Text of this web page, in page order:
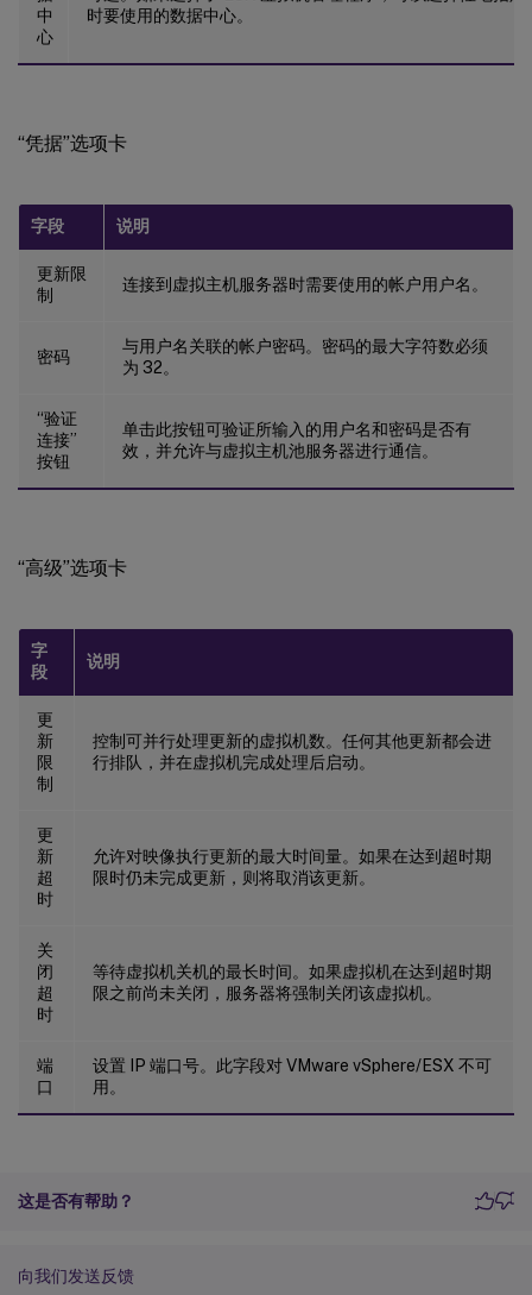
中
心
时要使用的数据中心。
“凭据”选项卡
字段 说明
更新限
制
连接到虚拟主机服务器时需要使用的帐户用户名。
密码
与用户名关联的帐户密码。密码的最大字符数必须
为 32。
“验证
连接”
按钮
单击此按钮可验证所输入的用户名和密码是否有
效，并允许与虚拟主机池服务器进行通信。
“高级”选项卡
字
段
说明
更
新
限
制
控制可并行处理更新的虚拟机数。任何其他更新都会进
行排队，并在虚拟机完成处理后启动。
更
新
超
时
允许对映像执行更新的最大时间量。如果在达到超时期
限时仍未完成更新，则将取消该更新。
关
闭
超
时
等待虚拟机关机的最长时间。如果虚拟机在达到超时期
限之前尚未关闭，服务器将强制关闭该虚拟机。
端
口
设置 IP 端口号。此字段对 VMware vSphere/ESX 不可
用。
这是否有帮助？
向我们发送反馈